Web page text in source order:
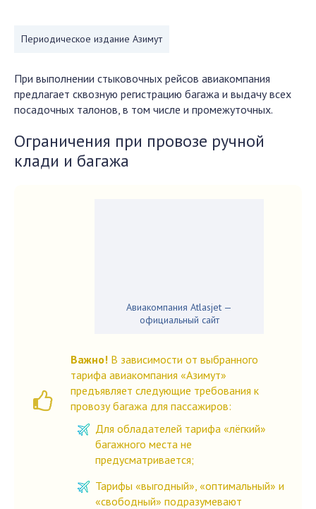
Периодическое издание Азимут
При выполнении стыковочных рейсов авиакомпания
предлагает сквозную регистрацию багажа и выдачу всех
посадочных талонов, в том числе и промежуточных.
Ограничения при провозе ручной
клади и багажа
Авиакомпания Atlasjet —
официальный сайт
Важно! В зависимости от выбранного
тарифа авиакомпания «Азимут»
предъявляет следующие требования к
провозу багажа для пассажиров:
Для обладателей тарифа «лёгкий»
багажного места не
предусматривается;
Тарифы «выгодный», «оптимальный» и
«свободный» подразумевают